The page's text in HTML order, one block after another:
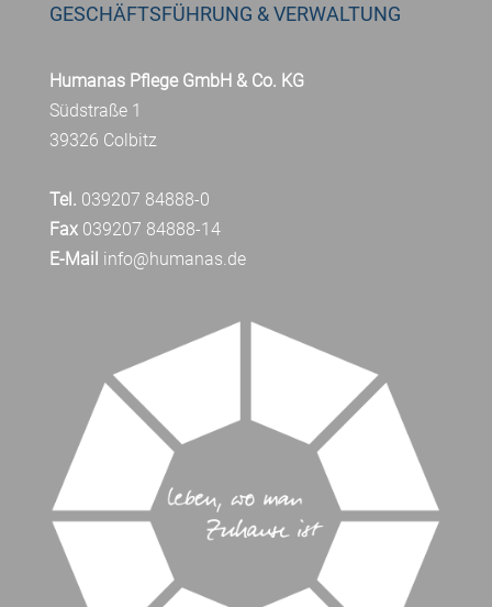
GESCHÄFTSFÜHRUNG & VERWALTUNG
Humanas Pflege GmbH & Co. KG
Südstraße 1
39326 Colbitz
Tel. 039207 84888-0
Fax039207 84888-14
E-Mail info@humanas.de